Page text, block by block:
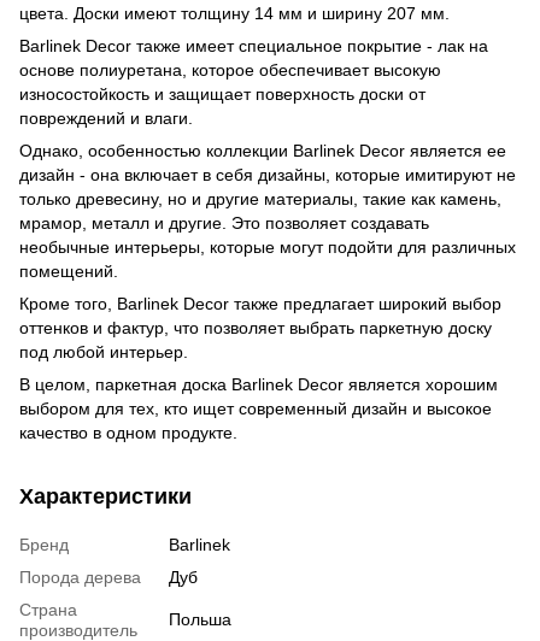
цвета. Доски имеют толщину 14 мм и ширину 207 мм.
Barlinek Decor также имеет специальное покрытие - лак на
основе полиуретана, которое обеспечивает высокую
износостойкость и защищает поверхность доски от
повреждений и влаги.
Однако, особенностью коллекции Barlinek Decor является ее
дизайн - она включает в себя дизайны, которые имитируют не
только древесину, но и другие материалы, такие как камень,
мрамор, металл и другие. Это позволяет создавать
необычные интерьеры, которые могут подойти для различных
помещений.
Кроме того, Barlinek Decor также предлагает широкий выбор
оттенков и фактур, что позволяет выбрать паркетную доску
под любой интерьер.
В целом, паркетная доска Barlinek Decor является хорошим
выбором для тех, кто ищет современный дизайн и высокое
качество в одном продукте.
Характеристики
Бренд
Barlinek
Порода дерева
Дуб
Страна
производитель
Польша